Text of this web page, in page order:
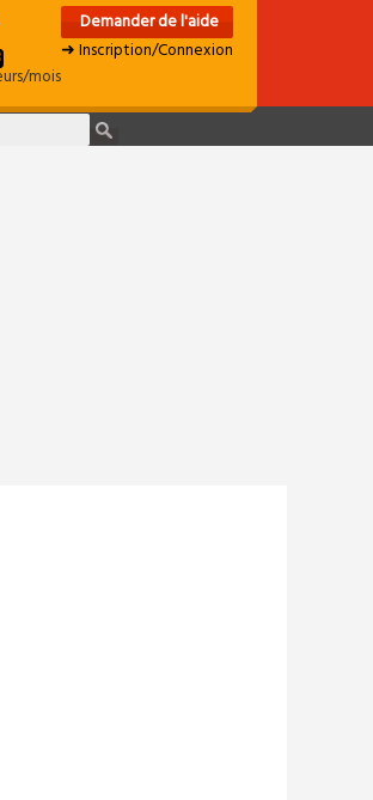
mois
Demander de l'aide
➜ Inscription/Connexion